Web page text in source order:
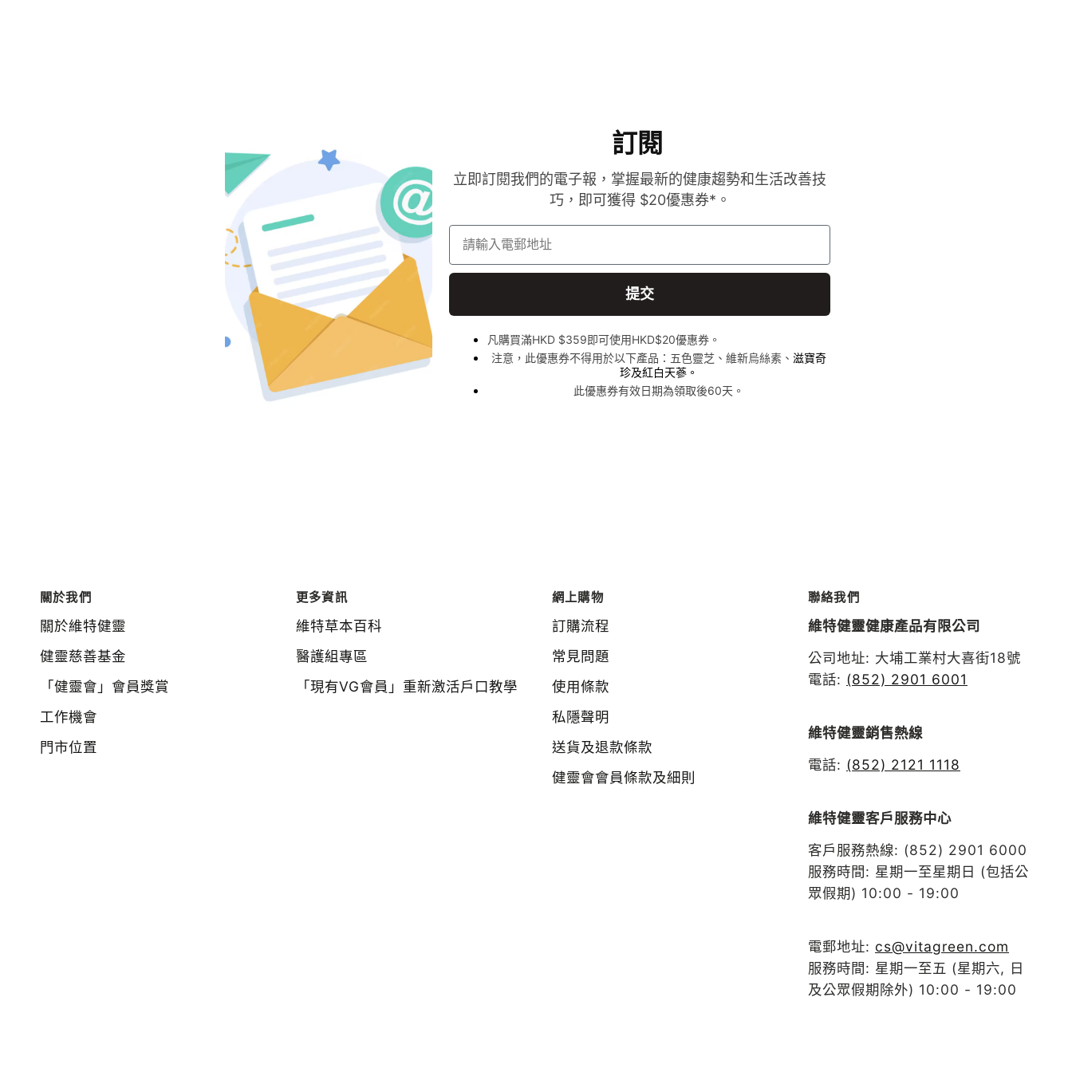
訂閱
立即訂閱我們的電子報，掌握最新的健康趨勢和生活改善技
巧，即可獲得 $20優惠券*。
請輸入電郵地址
提交
凡購買滿HKD $359即可使用HKD$20優惠券。
注意，此優惠券不得用於以下產品：五色靈芝、維新烏絲素、 滋寶奇
珍及紅白天蔘。
此優惠券有效日期為領取後60天。
關於我們
關於維特健靈
健靈慈善基金
「健靈會」會員獎賞
工作機會
門市位置
更多資訊
維特草本百科
醫護組專區
「現有VG會員」重新激活戶口教學
網上購物
訂購流程
常見問題
使用條款
私隱聲明
送貨及退款條款
健靈會會員條款及細則
聯絡我們
維特健靈健康產品有限公司
公司地址: 大埔工業村大喜街18號
電話: (852) 2901 6001
維特健靈銷售熱線
電話: (852) 2121 1118
維特健靈客戶服務中心
客戶服務熱線: (852) 2901 6000
服務時間: 星期一至星期日 (包括公
眾假期) 10:00 - 19:00
電郵地址: cs@vitagreen.com
服務時間: 星期一至五 (星期六, 日
及公眾假期除外) 10:00 - 19:00